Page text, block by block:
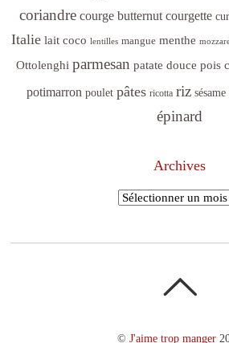
coriandre courge butternut courgette
Italie lait coco lentilles mangue menthe
Ottolenghi parmesan patate douce pois
potimarron poulet pâtes ricotta riz sésame
épinard
Archives
Archives
©J'aime trop manger